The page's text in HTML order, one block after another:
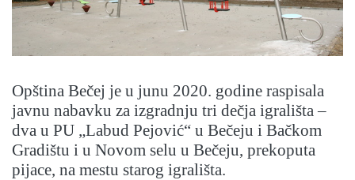
Opština Bečej je u junu 2020. godine raspisala
javnu nabavku za izgradnju tri dečja igrališta –
dva u PU „Labud Pejović“ u Bečeju i Bačkom
Gradištu i u Novom selu u Bečeju, prekoputa
pijace, na mestu starog igrališta.